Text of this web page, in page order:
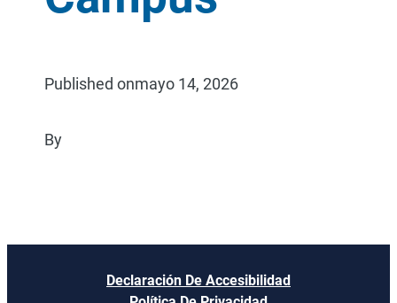
Published onmayo 14, 2026
By
Declaración De Accesibilidad